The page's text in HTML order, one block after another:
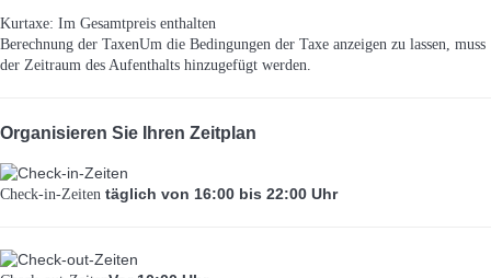
Kurtaxe: Im Gesamtpreis enthalten
Berechnung der TaxenUm die Bedingungen der Taxe anzeigen zu lassen, muss
der Zeitraum des Aufenthalts hinzugefügt werden.
Organisieren Sie Ihren Zeitplan
Check-in-Zeiten täglich von 16:00 bis 22:00 Uhr